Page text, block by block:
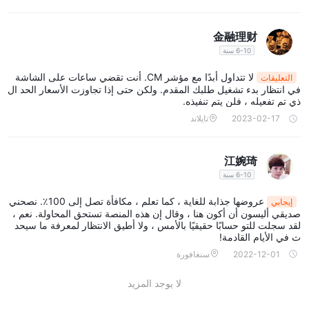
الأسواق المالية.
CM Indexتعلن أنها تقدم بشكل أساسي ثلاث فئات مختلفة من الأصول
في الأسواق المالية ، بما في ذلك العملات الأجنبية والمعادن الثمينة
والأساسية والطاقات.
للعملاء بتداول مجموعة واسعة من أزواج العملات. يتضمن تداول العملات
الأجنبية شراء وبيع العملات ، وهو أكبر سوق مالي على مستوى العالم ، مع
التقلبات في أسعار الصرف بين العملات المختلفة.
المعادن الثمينة والأساسية:
CM Indexتقدم تجارة المعادن الثمينة
والأساسية مثل الذهب والفضة والبلاتين والنحاس وغيرها. غالبًا ما يُنظر إلى
هذه المعادن على أنها أصول ملاذ آمن ويمكن أن تعمل كتحوط ضد التضخم
على تحركات أسعار هذه السلع.
金融理财
6-10 سنة
التعليقات
لا تتداول أبدًا مع مؤشر CM. أنت تقضي ساعات على الشاشة
في انتظار بدء تشغيل طلبك المقدم. ولكن حتى إذا تجاوزت الأسعار الحد ال
ذي تم تفعيله ، فلن يتم تنفيذه.
2023-02-17 تايلاند
江婉琦
6-10 سنة
إيجابي
عروضها جذابة للغاية ، كما تعلم ، مكافأة تصل إلى 100٪. نصحني
صديقي أليسون أن أكون هنا ، وقال إن هذه المنصة تستحق المحاولة. نعم ،
لقد سجلت للتو حسابًا حقيقيًا بالأمس ، ولا أطيق الانتظار لمعرفة ما سيحد
ث في الأيام القادمة!
2022-12-01 سنغافورة
لا يوجد المزيد